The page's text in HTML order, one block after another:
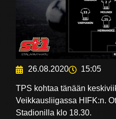
26.08.2020 15:05
TPS kohtaa tänään
Veikkausliigassa HIFK:n.
Stadionilla klo 18.30.